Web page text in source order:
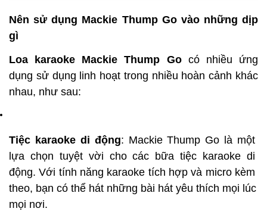
Nên sử dụng Mackie Thump Go vào những dịp
gì
Loa karaoke Mackie Thump Go có nhiều ứng
dụng sử dụng linh hoạt trong nhiều hoàn cảnh khác
nhau, như sau:
Tiệc karaoke di động: Mackie Thump Go là một
lựa chọn tuyệt vời cho các bữa tiệc karaoke di
động. Với tính năng karaoke tích hợp và micro kèm
theo, bạn có thể hát những bài hát yêu thích mọi lúc
mọi nơi.